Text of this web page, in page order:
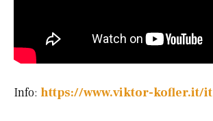
Info: https://www.viktor-kofler.it/it